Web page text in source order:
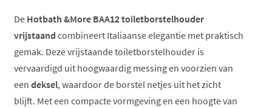
De Hotbath &More BAA12 toiletborstelhouder
vrijstaand combineert Italiaanse elegantie met praktisch
gemak. Deze vrijstaande toiletborstelhouder is
vervaardigd uit hoogwaardig messing en voorzien van
een deksel, waardoor de borstel netjes uit het zicht
blijft. Met een compacte vormgeving en een hoogte van